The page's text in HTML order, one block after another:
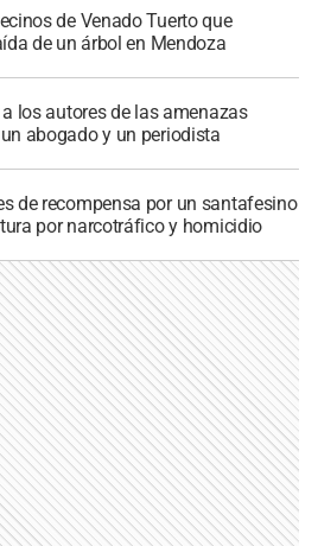
de Venado Tuerto que
de un árbol en Mendoza
los autores de las amenazas
abogado y un periodista
de recompensa por un santafesino
por narcotráfico y homicidio